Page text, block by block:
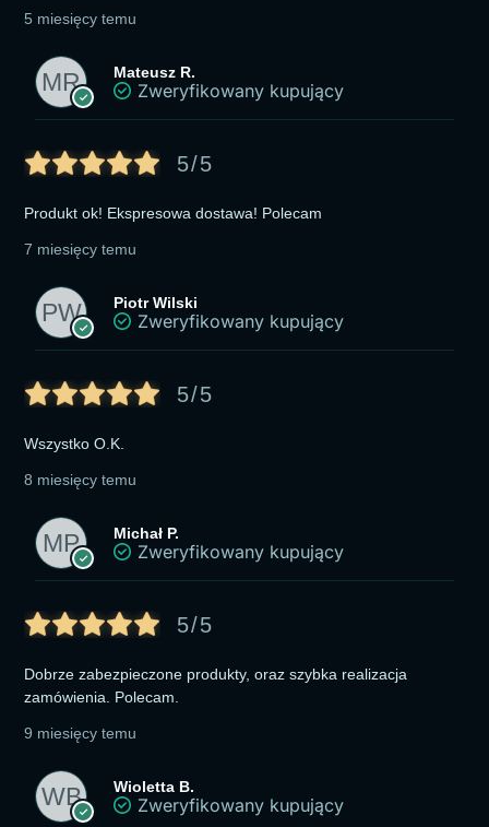
5 miesięcy temu
Mateusz R.
Zweryfikowany kupujący
5/5
Produkt ok! Ekspresowa dostawa! Polecam
7 miesięcy temu
Piotr Wilski
Zweryfikowany kupujący
5/5
Wszystko O.K.
8 miesięcy temu
Michał P.
Zweryfikowany kupujący
5/5
Dobrze zabezpieczone produkty, oraz szybka realizacja
zamówienia. Polecam.
9 miesięcy temu
Wioletta B.
Zweryfikowany kupujący